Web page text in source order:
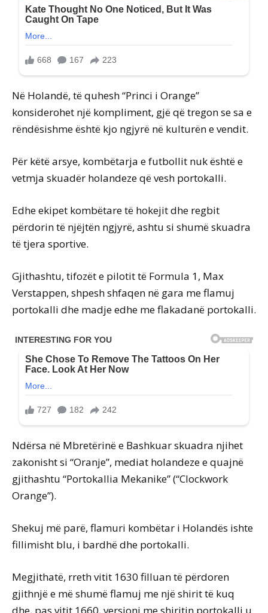
Në Holandë, të quhesh “Princi i Orange”
konsiderohet një kompliment, gjë që tregon se sa e
rëndësishme është kjo ngjyrë në kulturën e vendit.
Për këtë arsye, kombëtarja e futbollit nuk është e
vetmja skuadër holandeze që vesh portokalli.
Edhe ekipet kombëtare të hokejit dhe regbit
përdorin të njëjtën ngjyrë, ashtu si shumë skuadra
të tjera sportive.
Gjithashtu, tifozët e pilotit të Formula 1, Max
Verstappen, shpesh shfaqen në gara me flamuj
portokalli dhe madje edhe me flakadanë portokalli.
Ndërsa në Mbretërinë e Bashkuar skuadra njihet
zakonisht si “Oranje”, mediat holandeze e quajnë
gjithashtu “Portokallia Mekanike” (“Clockwork
Orange”).
Shekuj më parë, flamuri kombëtar i Holandës ishte
fillimisht blu, i bardhë dhe portokalli.
Megjithatë, rreth vitit 1630 filluan të përdoren
gjithnjë e më shumë flamuj me një shirit të kuq
dhe, pas vitit 1660, versioni me shiritin portokalli u